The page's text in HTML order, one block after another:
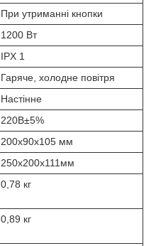
При утриманні кнопки
1200 Вт
IPX 1
Гаряче, холодне повітря
Настінне
220В±5%
200х90х105 мм
250х200х111мм
0,78 кг
0,89 кг